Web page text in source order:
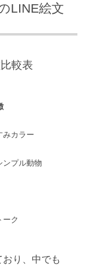
LINE絵文
較表
みカラー
ンプル動物
ーク
り、中でも